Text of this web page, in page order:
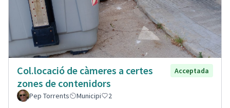
Col.locació de càmeres a certes
zones de contenidors
Acceptada
Pep Torrents Municipi 2